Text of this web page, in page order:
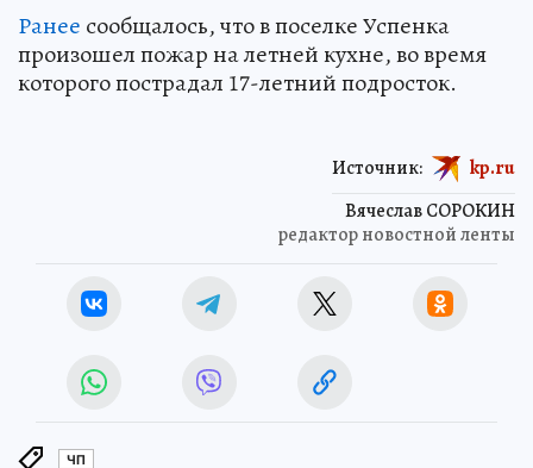
Ранее сообщалось, что в поселке Успенка
произошел пожар на летней кухне, во время
которого пострадал 17-летний подросток.
Вячеслав СОРОКИН
редактор новостной ленты
Источник: kp.ru
ЧП